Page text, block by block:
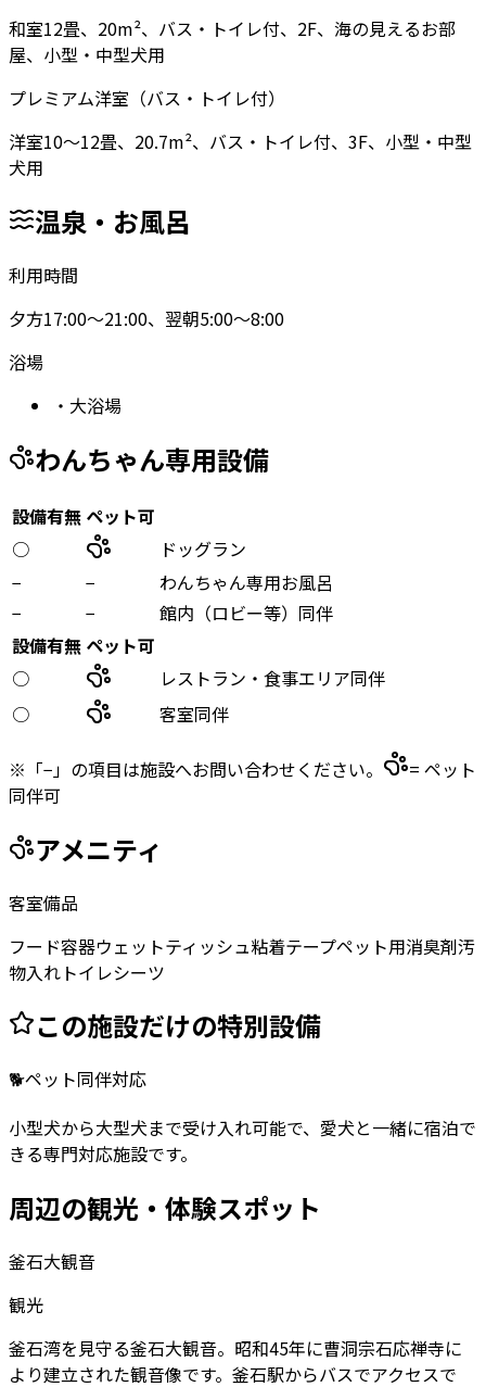
和室12畳、20m²、バス・トイレ付、2F、海の見えるお部
屋、小型・中型犬用
プレミアム洋室（バス・トイレ付）
洋室10〜12畳、20.7m²、バス・トイレ付、3F、小型・中型
犬用
温泉・お風呂
利用時間
夕方17:00〜21:00、翌朝5:00〜8:00
浴場
・ 大浴場
わんちゃん専用設備
設備有無 ペット可
○
ドッグラン
−
−
わんちゃん専用お風呂
−
−
館内（ロビー等）同伴
設備有無 ペット可
○
レストラン・食事エリア同伴
○
客室同伴
※「−」の項目は施設へお問い合わせください。
= ペット
同伴可
アメニティ
客室備品
フード容器ウェットティッシュ粘着テープペット用消臭剤汚
物入れ トイレシーツ
この施設だけの特別設備
🐕ペット同伴対応
小型犬から大型犬まで受け入れ可能で、愛犬と一緒に宿泊で
きる専門対応施設です。
周辺の観光・体験スポット
釜石大観音
観光
釜石湾を見守る釜石大観音。昭和45年に曹洞宗石応禅寺に
より建立された観音像です。釜石駅からバスでアクセスで